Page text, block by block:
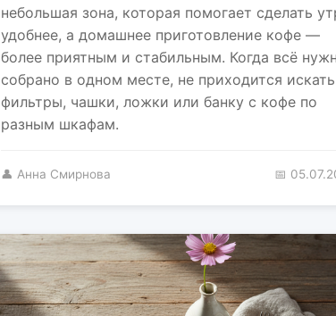
небольшая зона, которая помогает сделать
удобнее, а домашнее приготовление кофе —
более приятным и стабильным. Когда всё
собрано в одном месте, не приходится искать
фильтры, чашки, ложки или банку с кофе по
разным шкафам.
👤 Анна Смирнова 📅